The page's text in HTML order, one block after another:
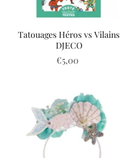
Tatouages Héros vs Vilains
DJECO
€5,00